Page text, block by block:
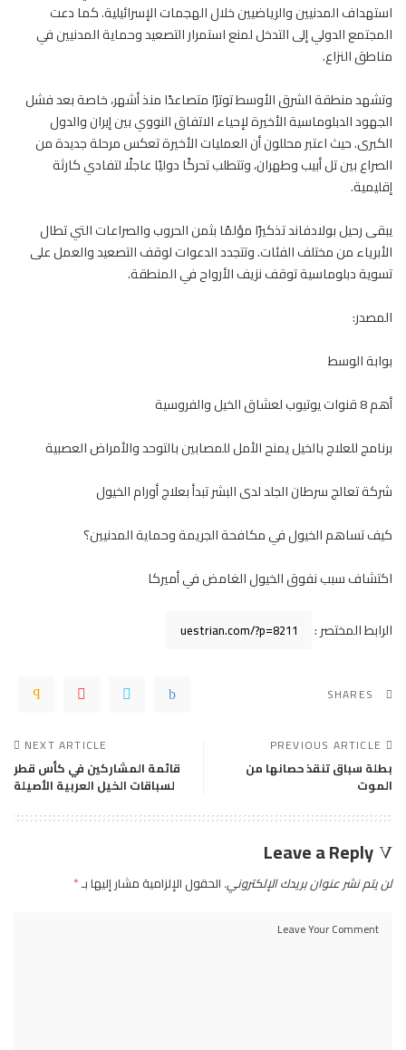
استهداف المدنيين والرياضيين خلال الهجمات الإسرائيلية. كما دعت
المجتمع الدولي إلى التدخل لمنع استمرار التصعيد وحماية المدنيين في
مناطق النزاع.
وتشهد منطقة الشرق الأوسط توترًا متصاعدًا منذ أشهر، خاصة بعد فشل
الجهود الدبلوماسية الأخيرة لإحياء الاتفاق النووي بين إيران والدول
الكبرى. حيث اعتبر محللون أن العمليات الأخيرة تعكس مرحلة جديدة من
الصراع بين تل أبيب وطهران، وتتطلب تحركًا دوليًا عاجلًا لتفادي كارثة
إقليمية.
يبقى رحيل بولادفاند تذكيرًا مؤلمًا بثمن الحروب والصراعات التي تطال
الأبرياء من مختلف الفئات. وتتجدد الدعوات لوقف التصعيد والعمل على
تسوية دبلوماسية توقف نزيف الأرواح في المنطقة.
المصدر:
بوابة الوسط
أهم 8 قنوات يوتيوب لعشاق الخيل والفروسية
برنامج للعلاج بالخيل يمنح الأمل للمصابين بالتوحد والأمراض العصبية
شركة تعالج سرطان الجلد لدى البشر تبدأ بعلاج أورام الخيول
كيف تساهم الخيول في مكافحة الجريمة وحماية المدنيين؟
اكتشاف سبب نفوق الخيول الغامض في أميركا
الرابط المختصر :
SHARES
PREVIOUS ARTICLE
بطلة سباق تنقذ حصانها من
الموت
NEXT ARTICLE
قائمة المشاركين في كأس قطر
لسباقات الخيل العربية الأصيلة
Leave a Reply
لن يتم نشر عنوان بريدك الإلكتروني. الحقول الإلزامية مشار إليها بـ*